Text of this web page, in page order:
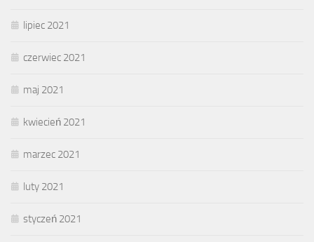
lipiec 2021
czerwiec 2021
maj 2021
kwiecień 2021
marzec 2021
luty 2021
styczeń 2021